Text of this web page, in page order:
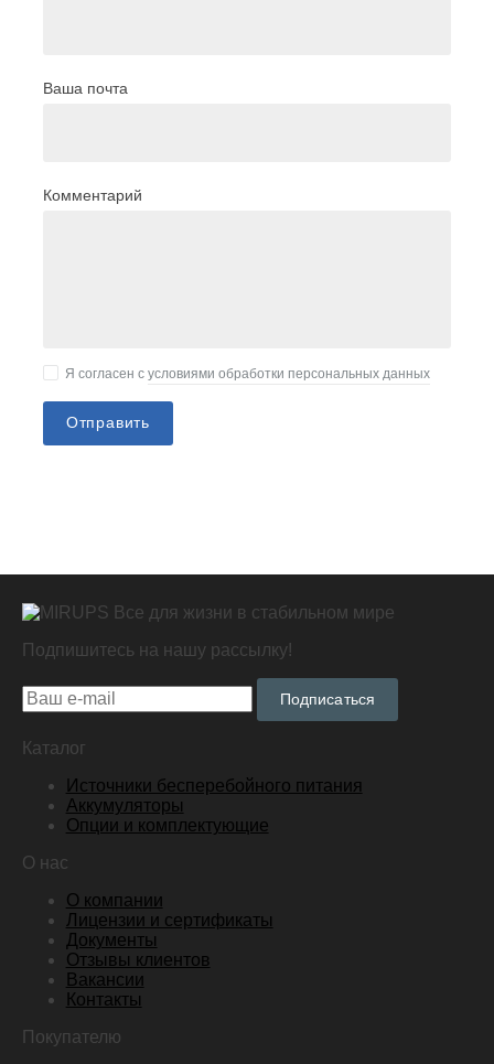
Ваша почта
Комментарий
Я согласен с условиями обработки персональных данных
Отправить
Все для жизни в стабильном мире
Подпишитесь на нашу рассылку!
Подписаться
Каталог
Источники бесперебойного питания
Аккумуляторы
Опции и комплектующие
О нас
О компании
Лицензии и сертификаты
Документы
Отзывы клиентов
Вакансии
Контакты
Покупателю